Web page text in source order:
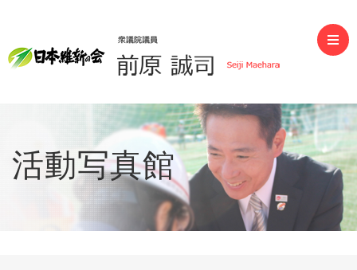
前原誠司（衆議院議員）
活動写真館